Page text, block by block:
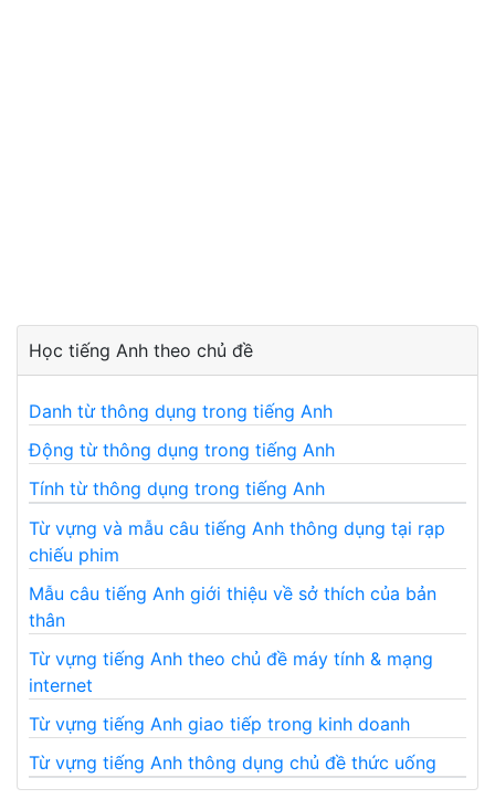
Học tiếng Anh theo chủ đề
Danh từ thông dụng trong tiếng Anh
Động từ thông dụng trong tiếng Anh
Tính từ thông dụng trong tiếng Anh
Từ vựng và mẫu câu tiếng Anh thông dụng tại rạp
chiếu phim
Mẫu câu tiếng Anh giới thiệu về sở thích của bản
thân
Từ vựng tiếng Anh theo chủ đề máy tính & mạng
internet
Từ vựng tiếng Anh giao tiếp trong kinh doanh
Từ vựng tiếng Anh thông dụng chủ đề thức uống